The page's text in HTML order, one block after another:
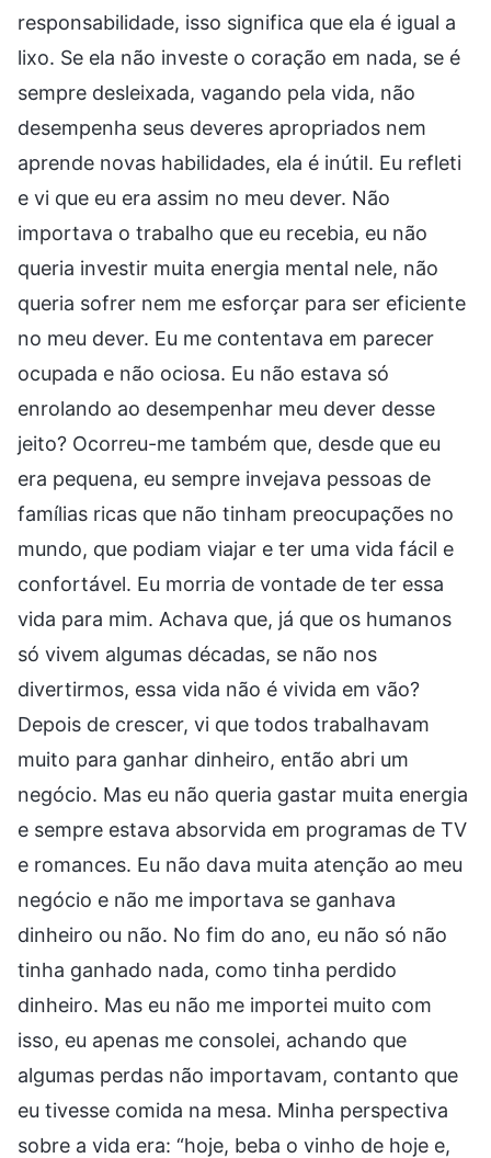
responsabilidade, isso significa que ela é igual a
lixo. Se ela não investe o coração em nada, se é
sempre desleixada, vagando pela vida, não
desempenha seus deveres apropriados nem
aprende novas habilidades, ela é inútil. Eu refleti
e vi que eu era assim no meu dever. Não
importava o trabalho que eu recebia, eu não
queria investir muita energia mental nele, não
queria sofrer nem me esforçar para ser eficiente
no meu dever. Eu me contentava em parecer
ocupada e não ociosa. Eu não estava só
enrolando ao desempenhar meu dever desse
jeito? Ocorreu-me também que, desde que eu
era pequena, eu sempre invejava pessoas de
famílias ricas que não tinham preocupações no
mundo, que podiam viajar e ter uma vida fácil e
confortável. Eu morria de vontade de ter essa
vida para mim. Achava que, já que os humanos
só vivem algumas décadas, se não nos
divertirmos, essa vida não é vivida em vão?
Depois de crescer, vi que todos trabalhavam
muito para ganhar dinheiro, então abri um
negócio. Mas eu não queria gastar muita energia
e sempre estava absorvida em programas de TV
e romances. Eu não dava muita atenção ao meu
negócio e não me importava se ganhava
dinheiro ou não. No fim do ano, eu não só não
tinha ganhado nada, como tinha perdido
dinheiro. Mas eu não me importei muito com
isso, eu apenas me consolei, achando que
algumas perdas não importavam, contanto que
eu tivesse comida na mesa. Minha perspectiva
sobre a vida era: “hoje, beba o vinho de hoje e,